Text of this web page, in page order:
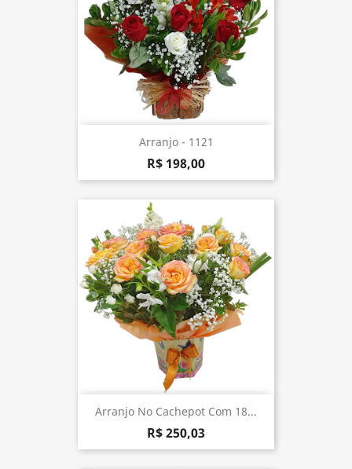
Arranjo - 1121
R$ 198,00
Arranjo No Cachepot Com 18...
R$ 250,03